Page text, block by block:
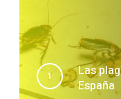
Las
España